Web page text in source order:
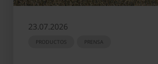
23.07.2026
PRODUCTOS PRENSA